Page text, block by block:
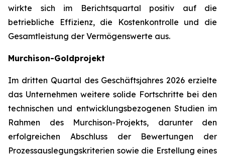
wirkte sich im Berichtsquartal positiv auf die
betriebliche Effizienz, die Kostenkontrolle und die
Gesamtleistung der Vermögenswerte aus.
Murchison-Goldprojekt
Im dritten Quartal des Geschäftsjahres 2026 erzielte
das Unternehmen weitere solide Fortschritte bei den
technischen und entwicklungsbezogenen Studien im
Rahmen des Murchison-Projekts, darunter den
erfolgreichen Abschluss der Bewertungen der
Prozessauslegungskriterien sowie die Erstellung eines